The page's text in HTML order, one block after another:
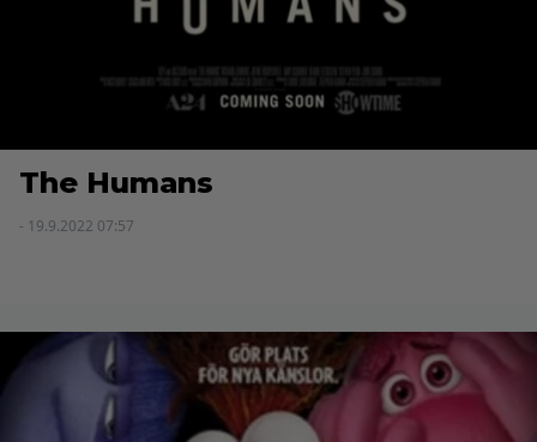
The Humans
- 19.9.2022 07:57